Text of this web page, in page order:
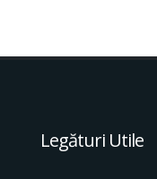
Legături Utile